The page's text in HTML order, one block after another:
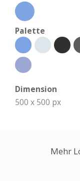
Palette
Dimension
500 x 500 px
Mehr